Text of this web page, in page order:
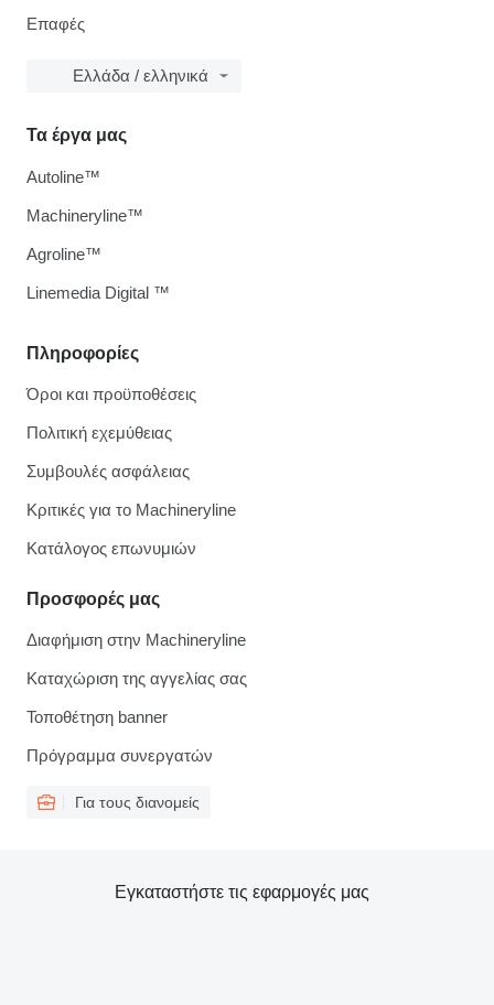
Επαφές
Ελλάδα / ελληνικά
Πληροφορίες
Όροι και προϋποθέσεις
Πολιτική εχεμύθειας
Συμβουλές ασφάλειας
Κριτικές για το Machineryline
Κατάλογος επωνυμιών
Προσφορές μας
Διαφήμιση στην Machineryline
Καταχώριση της αγγελίας σας
Τοποθέτηση banner
Πρόγραμμα συνεργατών
Για τους διανομείς
Τα έργα μας
Autoline™
Machineryline™
Agroline™
Linemedia Digital ™
Εγκαταστήστε τις εφαρμογές μας